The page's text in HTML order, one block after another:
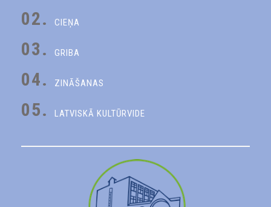
02. CIEŅA
03. GRIBA
04. ZINĀŠANAS
05. LATVISKĀ KULTŪRVIDE